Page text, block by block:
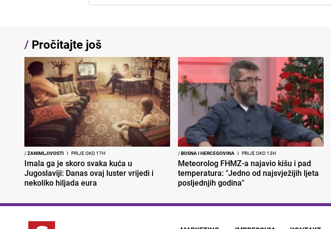
/ Pročitajte još
/ZANIMLJIVOSTI I PRIJE OKO 17H
Imala ga je skoro svaka kuća u
Jugoslaviji: Danas ovaj luster vrijedi i
nekoliko hiljada eura
/BOSNA I HERCEGOVINA I PRIJE OKO 13H
Meteorolog FHMZ-a najavio kišu i pad
temperatura: "Jedno od najsvježijih ljeta
posljednjih godina"